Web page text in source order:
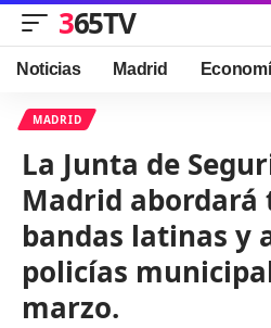
365TV
Noticias Madrid
MADRID
La Junta de
Madrid abordará
bandas latinas y
policías
marzo.